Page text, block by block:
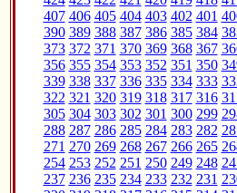
407 406 405 404 403 402 401
390 389 388 387 386 385 384
373 372 371 370 369 368 367
356 355 354 353 352 351 350
339 338 337 336 335 334 333
322 321 320 319 318 317 316
305 304 303 302 301 300 299
288 287 286 285 284 283 282
271 270 269 268 267 266 265
254 253 252 251 250 249 248
237 236 235 234 233 232 231